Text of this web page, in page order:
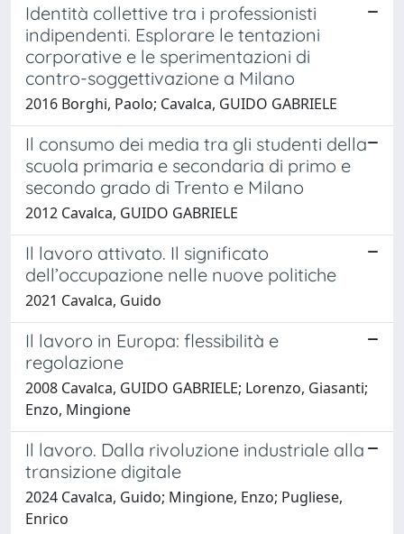
Identità collettive tra i professionisti
indipendenti. Esplorare le tentazioni
corporative e le sperimentazioni di
contro-soggettivazione a Milano
2016 Borghi, Paolo; Cavalca, GUIDO GABRIELE
Il consumo dei media tra gli studenti della
scuola primaria e secondaria di primo e
secondo grado di Trento e Milano
2012 Cavalca, GUIDO GABRIELE
Il lavoro attivato. Il significato
dell’occupazione nelle nuove politiche
2021 Cavalca, Guido
Il lavoro in Europa: flessibilità e
regolazione
2008 Cavalca, GUIDO GABRIELE; Lorenzo, Giasanti;
Enzo, Mingione
Il lavoro. Dalla rivoluzione industriale alla
transizione digitale
2024 Cavalca, Guido; Mingione, Enzo; Pugliese,
Enrico